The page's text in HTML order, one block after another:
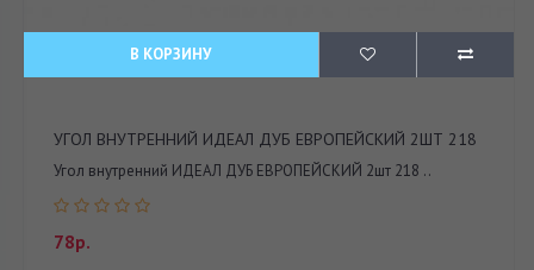
В КОРЗИНУ
УГОЛ ВНУТРЕННИЙ ИДЕАЛ ДУБ ЕВРОПЕЙСКИЙ 2ШТ 218
Угол внутренний ИДЕАЛ ДУБ ЕВРОПЕЙСКИЙ 2шт 218 ..
78р.